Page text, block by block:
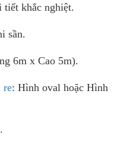
tiết khắc nghiệt.
sần.
6m x Cao 5m).
re: Hình oval hoặc Hình